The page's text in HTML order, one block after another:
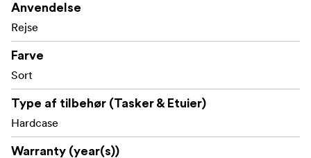
Anvendelse
Rejse
Farve
Sort
Type af tilbehør (Tasker & Etuier)
Hardcase
Warranty (year(s))